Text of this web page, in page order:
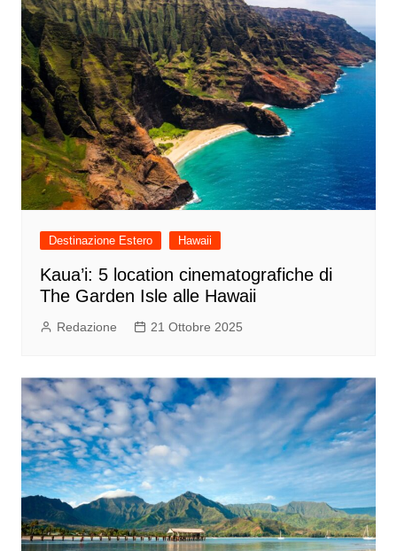
Destinazione Estero Hawaii
Kaua’i: 5 location cinematografiche di
The Garden Isle alle Hawaii
Redazione 21 Ottobre 2025